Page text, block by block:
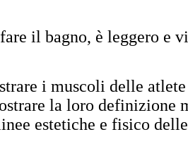
il bagno, è leggero e
i muscoli delle
la loro definizione
estetiche e fisico